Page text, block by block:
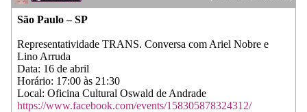
São Paulo – SP
Representatividade TRANS. Conversa com Ariel Nobre e
Lino Arruda
Data: 16 de abril
Horário: 17:00 às 21:30
Local: Oficina Cultural Oswald de Andrade
https://www.facebook.com/events/158305878324312/